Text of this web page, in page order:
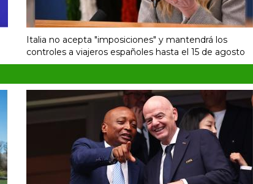
Italia no acepta "imposiciones" y mantendrá los
controles a viajeros españoles hasta el 15 de agosto